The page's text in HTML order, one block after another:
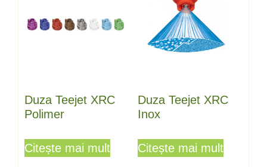
Duza Teejet XRC
Polimer
Citește mai mult
Duza Teejet XRC
Inox
Citește mai mult